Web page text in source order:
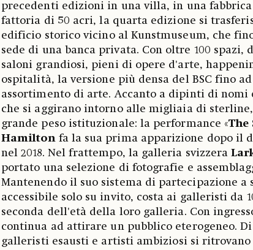
precedenti edizioni in una villa, in una
fattoria di 50 acri, la quarta edizione si
edificio storico vicino al Kunstmuseum, che
sede di una banca privata. Con oltre 100 spazi,
saloni grandiosi, pieni di opere d'arte,
ospitalità, la versione più densa del BSC fino
assortimento di arte. Accanto a dipinti di nomi
che si aggirano intorno alle migliaia di
grande peso istituzionale: la performance «The
Hamiltonfa la sua prima apparizione dopo il
nel 2018. Nel frattempo, la galleria svizzera
portato una selezione di fotografie e
Mantenendo il suo sistema di partecipazione a
accessibile solo su invito, costa ai galleristi da
seconda dell'età della loro galleria. Con
continua ad attirare un pubblico eterogeneo.
galleristi esausti e artisti ambiziosi si